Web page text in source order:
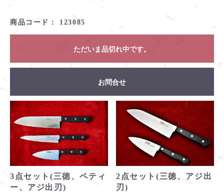
商品コード： 123085
ただいま品切れ中です。
お問合せ
3点セット(三徳、ペティ
ー、アジ出刃)
2点セット(三徳、アジ出
刃)